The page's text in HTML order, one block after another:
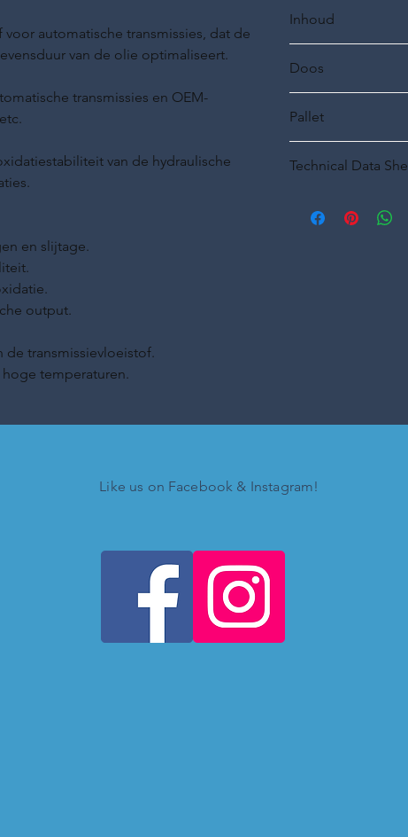
automatische transmissies, dat de
van de olie optimaliseert.
transmissies en OEM-
van de hydraulische
en slijtage.
output.
de transmissievloeistof.
temperaturen.
Inhoud
Doos
Pallet
Technical Data
Like us on Facebook & Instagram!